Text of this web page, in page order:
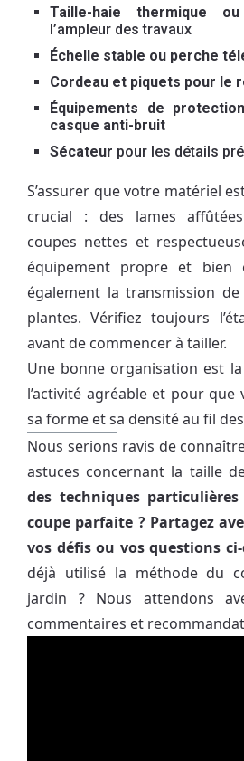
Taille-haie thermique
l’ampleur des travaux
Échelle stable ou perche
Cordeau et piquets pour le
Équipements de
casque anti-bruit
Sécateur pour les détails
S’assurer que votre matériel
crucial : des lames
coupes nettes et
équipement propre et bien
également la transmission
plantes. Vérifiez toujours
avant de commencer à tailler.
Une bonne organisation est
l’activité agréable et pour que
sa forme et sa densité au fil
Nous serions ravis de
astuces concernant la taille
des techniques
coupe parfaite ? Partagez
vos défis ou vos questions ci-
déjà utilisé la méthode du
jardin ? Nous attendons
commentaires et